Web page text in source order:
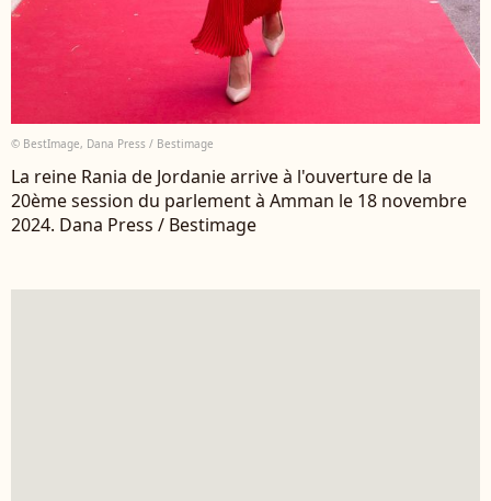
© BestImage, Dana Press / Bestimage
La reine Rania de Jordanie arrive à l'ouverture de la
20ème session du parlement à Amman le 18 novembre
2024. Dana Press / Bestimage